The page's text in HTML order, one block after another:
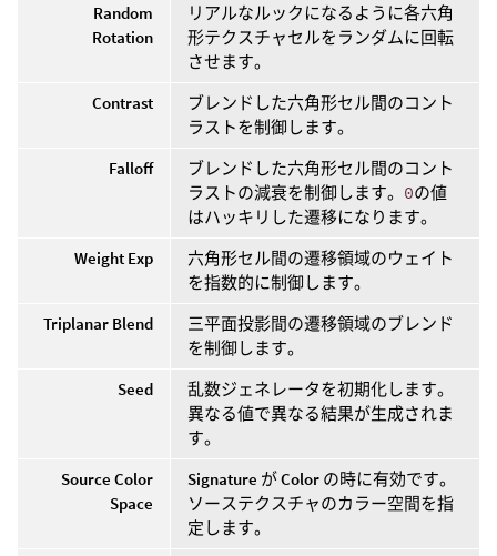
Random
Rotation
リアルなルックになるように各六角
形テクスチャセルをランダムに回転
させます。
Contrast
ブレンドした六角形セル間のコント
ラストを制御します。
Falloff
ブレンドした六角形セル間のコント
ラストの減衰を制御します。 0の値
はハッキリした遷移になります。
Weight Exp
六角形セル間の遷移領域のウェイト
を指数的に制御します。
Triplanar Blend
三平面投影間の遷移領域のブレンド
を制御します。
Seed
乱数ジェネレータを初期化します。
異なる値で異なる結果が生成されま
す。
Source Color
Space
Signature がColor の時に有効です。
ソーステクスチャのカラー空間を指
定します。